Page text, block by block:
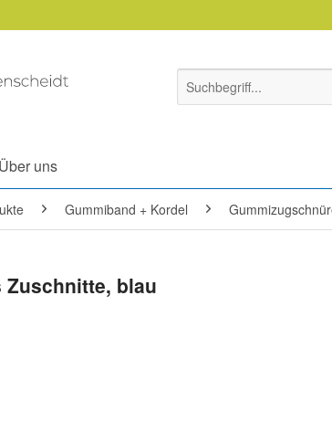
Über uns
Gummiband + Kordel
blau